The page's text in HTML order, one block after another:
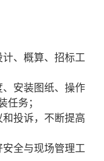
、概算、招标工
安装图纸、操作
任务；
投诉，不断提高
全与现场管理工